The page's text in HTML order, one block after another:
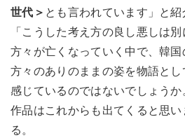
世代＞ とも言われています」と紹
「こうした考え方の良し悪しは
方々が亡くなっていく中で、韓
方々のありのままの姿を物語と
感じているのではないでしょう
作品はこれからも出てくると思
る。